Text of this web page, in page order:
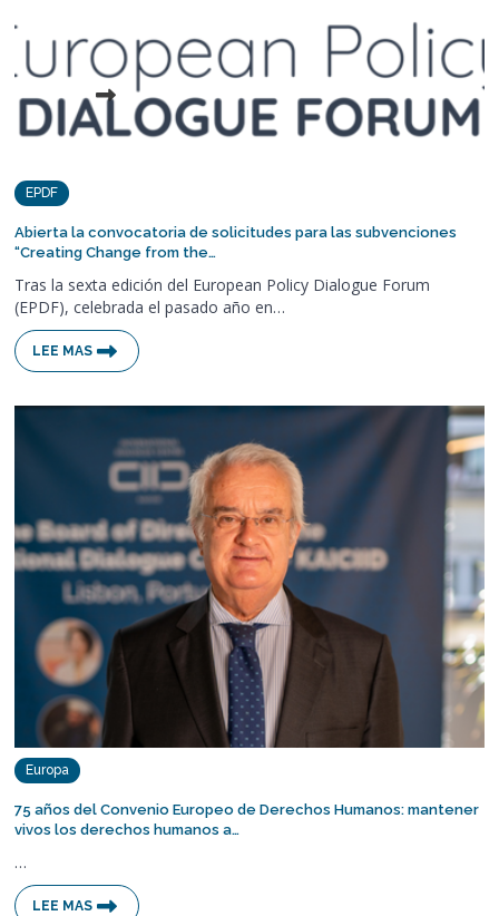
EPDF
Abierta la convocatoria de solicitudes para las subvenciones
“Creating Change from the…
Tras la sexta edición del European Policy Dialogue Forum
(EPDF), celebrada el pasado año en…
LEE MAS
Europa
75 años del Convenio Europeo de Derechos Humanos: mantener
vivos los derechos humanos a…
…
LEE MAS